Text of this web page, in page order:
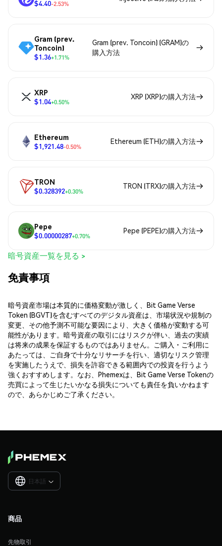
$4.40-2.53%
Gram (prev.
Toncoin)
$1.36+1.71%
Gram (prev. Toncoin) (GRAM)の
購入方法
XRP
$1.04+0.50%
XRP (XRP)の購入方法
Ethereum
$1,921.48-0.50%
Ethereum (ETH)の購入方法
TRON
$0.328392+0.30%
TRON (TRX)の購入方法
Pepe
$0.00000287+0.70%
Pepe (PEPE)の購入方法
暗号資産一覧を見る >
免責事項
暗号資産市場は本質的に価格変動が激しく、Bit Game Verse
Token (BGVT)を含むすべてのデジタル資産は、市場状況や規制の
変更、その他予測不可能な要因により、大きく価格が変動する可
能性があります。暗号資産の取引にはリスクが伴い、過去の実績
は将来の成果を保証するものではありません。ご購入・ご利用に
あたっては、ご自身で十分なリサーチを行い、適切なリスク管理
を実施したうえで、損失を許容できる範囲内での投資を行うよう
強くおすすめします。なお、Phemexは、Bit Game Verse Tokenの
売買によって生じたいかなる損失についても責任を負いかねます
ので、あらかじめご了承ください。
日本語 
商品
先物取引